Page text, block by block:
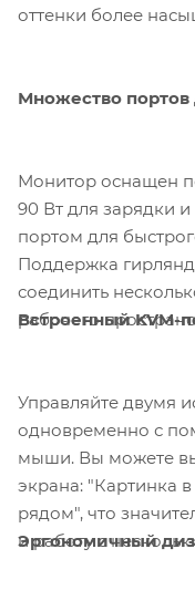
оттенки более
Множество
Монитор оснащен
90 Вт для зарядки
портом для
Поддержка
соединить
рабочего
Встроенный KVM-
Управляйте двумя
одновременно с
мыши. Вы можете
экрана: "Картинка
рядом", что
и работу с
Эргономичный